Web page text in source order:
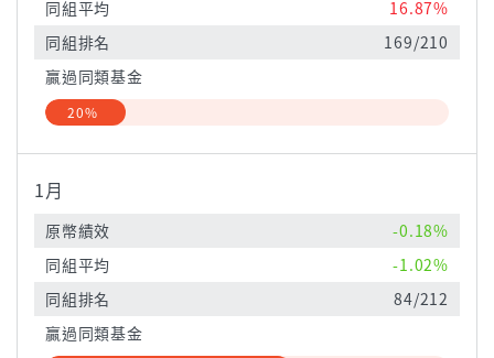
同組平均
16.87%
同組排名
169/210
贏過同類基金
20%
1月
原幣績效
-0.18%
同組平均
-1.02%
同組排名
84/212
贏過同類基金